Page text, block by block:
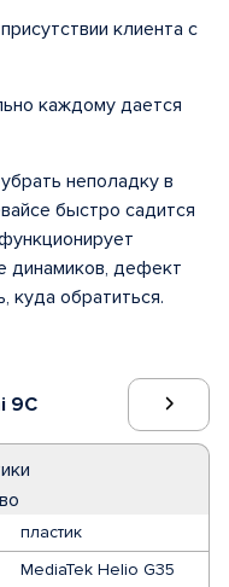
9C
пластик
MediaTek Helio G35
клиента с
каждому дается
неполадку в
быстро садится
динамиков, дефект
куда обратиться.